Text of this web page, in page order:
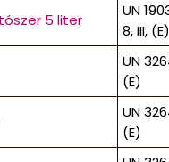
5 liter
UN
8, III, (E)
UN
(E)
UN
(E)